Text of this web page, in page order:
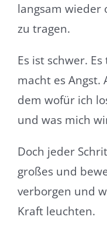
langsam wieder
zu tragen.
Es ist schwer.
macht es Angst.
dem wofür ich
und was mich
Doch jeder
großes und
verborgen und
Kraft leuchten.